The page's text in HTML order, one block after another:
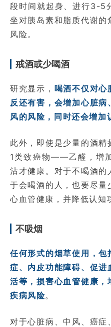
段时间就起身、进行3-5
坐对胰岛素和脂质代谢
风险。
戒酒或少喝酒
研究显示， 喝酒不仅对心
反还有害，会增加心脏
风的风险，同时还会增加
此外，即使是少量的酒
1类致癌物——乙醛，增
沾才健康。对于不喝酒
于会喝酒的人，也要尽
心血管健康，并降低认知
不吸烟
任何形式的烟草使用，
症、内皮功能障碍、促
活等，损害心血管健康
疾病风险。
对于心脏病、中风、癌